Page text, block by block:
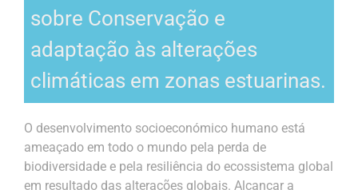
sobre Conservação e
adaptação às alterações
climáticas em zonas estuarinas.
O desenvolvimento socioeconómico humano está
ameaçado em todo o mundo pela perda de
biodiversidade e pela resiliência do ecossistema global
em resultado das alterações globais. Alcançar a